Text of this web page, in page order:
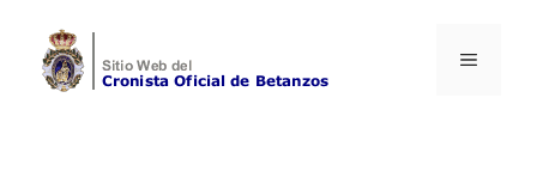
contenido
Menú